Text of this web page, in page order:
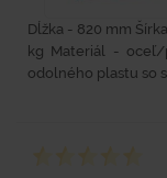
Dĺžka - 820 mm
kg Materiál - oceľ/
odolného plastu so